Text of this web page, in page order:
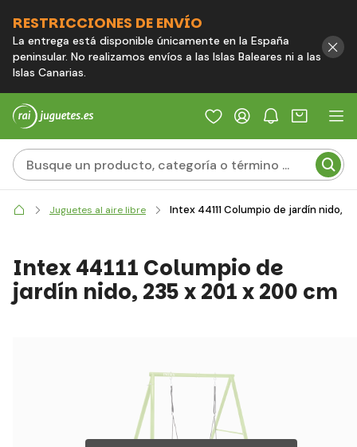
RESTRICCIONES DE ENVÍO
La entrega está disponible únicamente en la España
peninsular. No realizamos envíos a las Islas Baleares ni a las
Islas Canarias.
Juguetes al aire libre Intex 44111 Columpio de jardín nido,
Intex 44111 Columpio de
jardín nido, 235 x 201 x 200 cm